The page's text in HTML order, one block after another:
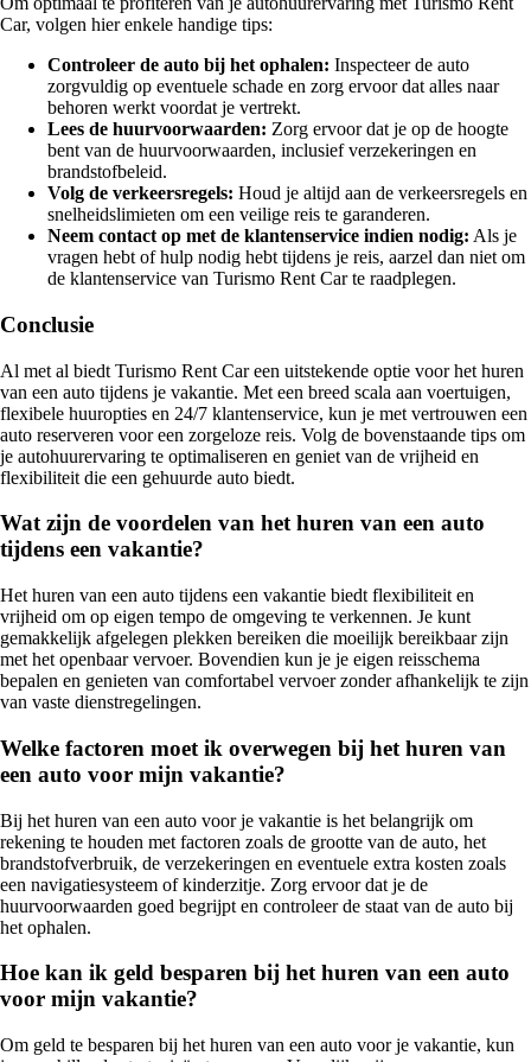
Car, volgen hier enkele handige tips:
Controleer de auto bij het ophalen: Inspecteer de auto
zorgvuldig op eventuele schade en zorg ervoor dat alles naar
behoren werkt voordat je vertrekt.
Lees de huurvoorwaarden: Zorg ervoor dat je op de hoogte
bent van de huurvoorwaarden, inclusief verzekeringen en
brandstofbeleid.
Volg de verkeersregels: Houd je altijd aan de verkeersregels en
snelheidslimieten om een veilige reis te garanderen.
Neem contact op met de klantenservice indien nodig: Als je
vragen hebt of hulp nodig hebt tijdens je reis, aarzel dan niet om
de klantenservice van Turismo Rent Car te raadplegen.
Conclusie
Al met al biedt Turismo Rent Car een uitstekende optie voor het huren
van een auto tijdens je vakantie. Met een breed scala aan voertuigen,
flexibele huuropties en 24/7 klantenservice, kun je met vertrouwen een
auto reserveren voor een zorgeloze reis. Volg de bovenstaande tips om
je autohuurervaring te optimaliseren en geniet van de vrijheid en
flexibiliteit die een gehuurde auto biedt.
Wat zijn de voordelen van het huren van een auto
tijdens een vakantie?
Het huren van een auto tijdens een vakantie biedt flexibiliteit en
vrijheid om op eigen tempo de omgeving te verkennen. Je kunt
gemakkelijk afgelegen plekken bereiken die moeilijk bereikbaar zijn
met het openbaar vervoer. Bovendien kun je je eigen reisschema
bepalen en genieten van comfortabel vervoer zonder afhankelijk te zijn
van vaste dienstregelingen.
Welke factoren moet ik overwegen bij het huren van
een auto voor mijn vakantie?
Bij het huren van een auto voor je vakantie is het belangrijk om
rekening te houden met factoren zoals de grootte van de auto, het
brandstofverbruik, de verzekeringen en eventuele extra kosten zoals
een navigatiesysteem of kinderzitje. Zorg ervoor dat je de
huurvoorwaarden goed begrijpt en controleer de staat van de auto bij
het ophalen.
Hoe kan ik geld besparen bij het huren van een auto
voor mijn vakantie?
Om geld te besparen bij het huren van een auto voor je vakantie, kun